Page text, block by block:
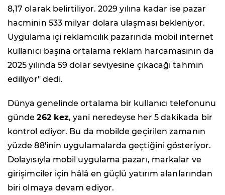
8,17 olarak belirtiliyor. 2029 yılına kadar ise pazar
hacminin 533 milyar dolara ulaşması bekleniyor.
Uygulama içi reklamcılık pazarında mobil internet
kullanıcı başına ortalama reklam harcamasının da
2025 yılında 59 dolar seviyesine çıkacağı tahmin
ediliyor" dedi.
Dünya genelinde ortalama bir kullanıcı telefonunu
günde262 kez, yani neredeyse her 5 dakikada bir
kontrol ediyor. Bu da mobilde geçirilen zamanın
yüzde 88'inin uygulamalarda geçtiğini gösteriyor.
Dolayısıyla mobil uygulama pazarı, markalar ve
girişimciler için hâlâ en güçlü yatırım alanlarından
biri olmaya devam ediyor.